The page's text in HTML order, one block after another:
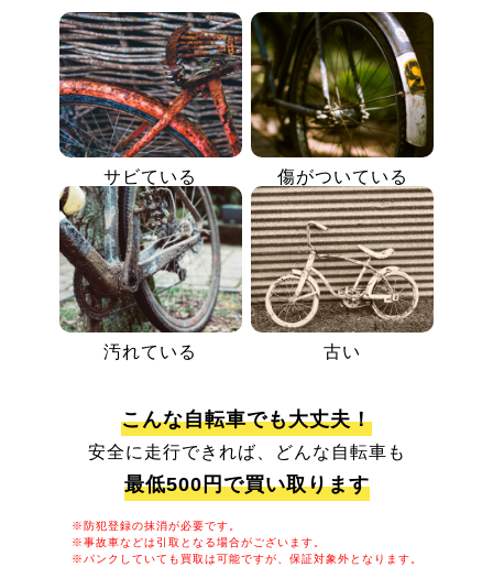
サビている 傷がついている
汚れている 古い
こんな自転車でも大丈夫！
安全に走行できれば、どんな自転車も
最低500円で買い取ります
※防犯登録の抹消が必要です。
※事故車などは引取となる場合がございます。
※パンクしていても買取は可能ですが、保証対象外となります。